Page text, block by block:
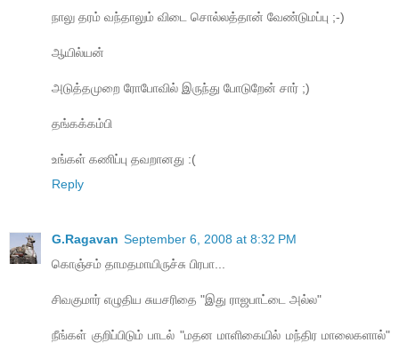
நாலு தரம் வந்தாலும் விடை சொல்லத்தான் வேண்டுமப்பு ;-)
ஆயில்யன்
அடுத்தமுறை ரோபோவில் இருந்து போடுறேன் சார் ;)
தங்கக்கம்பி
உங்கள் கணிப்பு தவறானது :(
Reply
G.Ragavan September 6, 2008 at 8:32 PM
கொஞ்சம் தாமதமாயிருச்சு பிரபா...
சிவகுமார் எழுதிய சுயசரிதை "இது ராஜபாட்டை அல்ல"
நீங்கள் குறிப்பிடும் பாடல் "மதன மாளிகையில் மந்திர மாலைகளால்"